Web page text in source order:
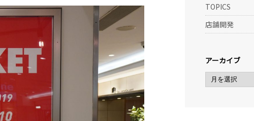
TOPICS
店舗開発
アーカイブ